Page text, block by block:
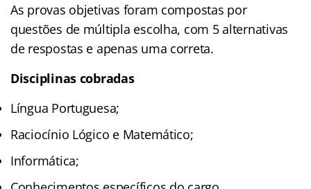
As provas objetivas foram compostas por
questões de múltipla escolha, com 5 alternativas
de respostas e apenas uma correta.
Disciplinas cobradas
Língua Portuguesa;
Raciocínio Lógico e Matemático;
Informática;